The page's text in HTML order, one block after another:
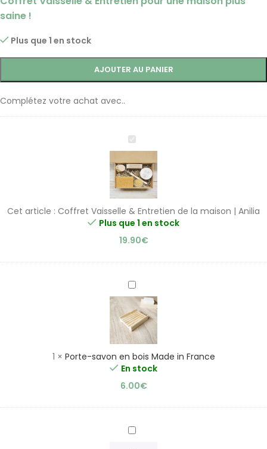
saine !
Plus que 1 en stock
AJOUTER AU PANIER
Complétez votre achat avec..
Coffret
Vaisselle
&
Entretien
de
maison
Anilia
Cet article : Coffret Vaisselle & Entretien de la maison | Anilia
Plus que 1 en stock
19.90€
Porte-
savon
en
bois
Made
France
1 × Porte-savon en bois Made in France
En stock
6.00€
Charbon